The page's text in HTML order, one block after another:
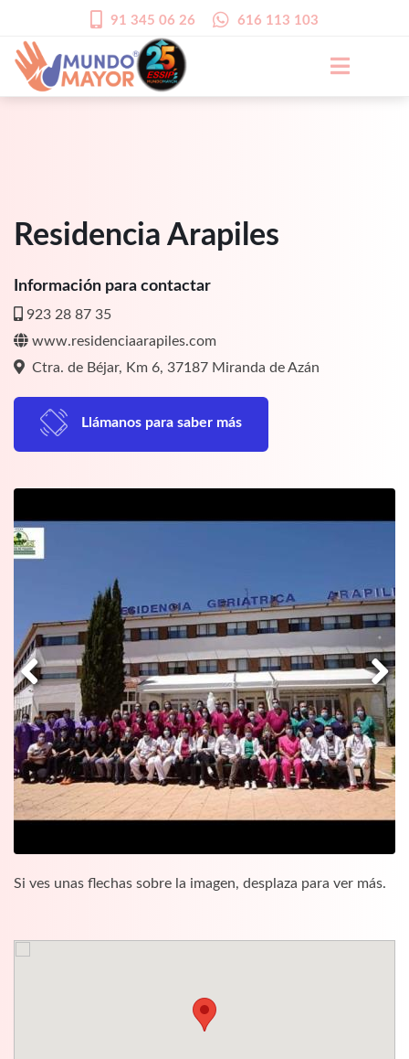
91 345 06 26 616 113 103
Residencia Arapiles
Información para contactar
923 28 87 35
www.residenciaarapiles.com
Ctra. de Béjar, Km 6, 37187 Miranda de Azán
Llámanos para saber más
Si ves unas flechas sobre la imagen, desplaza para ver más.